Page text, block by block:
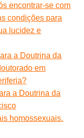
encontrar-se com
condições para
lucidez e
a Doutrina da
em
a Doutrina da
homossexuais.